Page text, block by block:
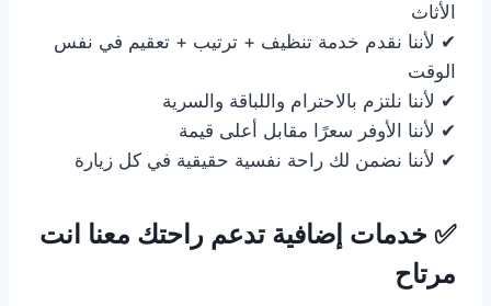
الأثاث
✔ لأننا نقدم خدمة تنظيف + ترتيب + تعقيم في نفس
الوقت
✔ لأننا نلتزم بالاحترام واللباقة والسرية
✔ لأننا الأوفر سعرًا مقابل أعلى قيمة
✔ لأننا نضمن لك راحة نفسية حقيقية في كل زيارة
✅ خدمات إضافية تدعم راحتك معنا انت
مرتاح